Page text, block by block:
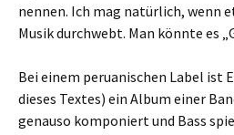
nennen. Ich mag natürlich, wenn
Musik durchwebt. Man könnte es
Bei einem peruanischen Label ist
dieses Textes) ein Album einer
genauso komponiert und Bass